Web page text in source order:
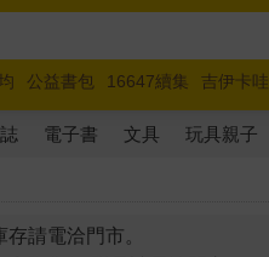
公益書包 16647續集 吉伊卡哇
玩具總動員5 超慢跑
電子書 文具 玩具親子
請電洽門市。